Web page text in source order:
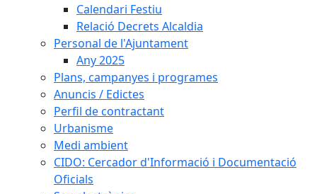
Calendari Festiu
Relació Decrets Alcaldia
Personal de l'Ajuntament
Any 2025
Plans, campanyes i programes
Anuncis / Edictes
Perfil de contractant
Urbanisme
Medi ambient
CIDO: Cercador d'Informació i Documentació
Oficials